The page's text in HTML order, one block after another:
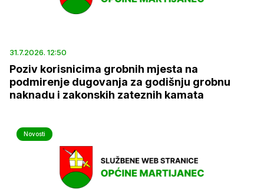
31.7.2026. 12:50
Poziv korisnicima grobnih mjesta na
podmirenje dugovanja za godišnju grobnu
naknadu i zakonskih zateznih kamata
Novosti